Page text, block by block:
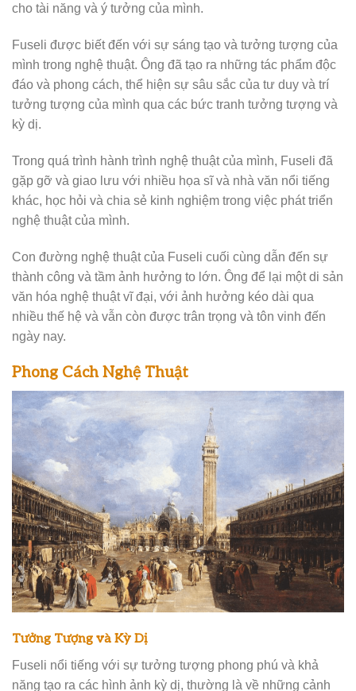
cho tài năng và ý tưởng của mình.
Fuseli được biết đến với sự sáng tạo và tưởng tượng của
mình trong nghệ thuật. Ông đã tạo ra những tác phẩm độc
đáo và phong cách, thể hiện sự sâu sắc của tư duy và trí
tưởng tượng của mình qua các bức tranh tưởng tượng và
kỳ dị.
Trong quá trình hành trình nghệ thuật của mình, Fuseli đã
gặp gỡ và giao lưu với nhiều họa sĩ và nhà văn nổi tiếng
khác, học hỏi và chia sẻ kinh nghiệm trong việc phát triển
nghệ thuật của mình.
Con đường nghệ thuật của Fuseli cuối cùng dẫn đến sự
thành công và tầm ảnh hưởng to lớn. Ông để lại một di sản
văn hóa nghệ thuật vĩ đại, với ảnh hưởng kéo dài qua
nhiều thế hệ và vẫn còn được trân trọng và tôn vinh đến
ngày nay.
Phong Cách Nghệ Thuật
Tưởng Tượng và Kỳ Dị
Fuseli nổi tiếng với sự tưởng tượng phong phú và khả
năng tạo ra các hình ảnh kỳ dị, thường là về những cảnh